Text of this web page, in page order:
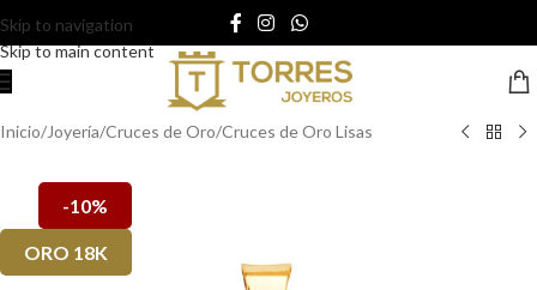
Skip to navigation
Skip to main content
Inicio/Joyería/Cruces de Oro/Cruces de Oro Lisas
-10%
ORO 18K